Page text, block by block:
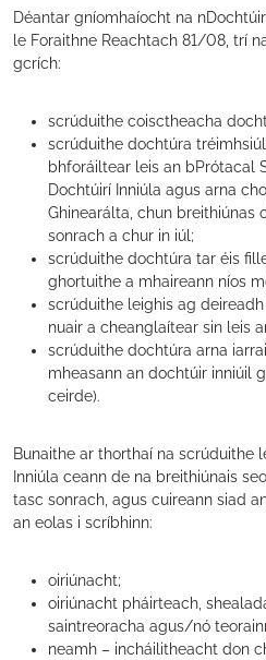
Déantar gníomhaíocht na
le Foraithne Reachtach 81/08, trí
gcrích:
scrúduithe coisctheacha
scrúduithe dochtúra
bhforáiltear leis an bPrótacal
Dochtúirí Inniúla agus arna
Ghinearálta, chun breithiúnas
sonrach a chur in iúl;
scrúduithe dochtúra tar éis
ghortuithe a mhaireann níos
scrúduithe leighis ag
nuair a cheanglaítear sin leis
scrúduithe dochtúra arna
mheasann an dochtúir inniúil
ceirde).
Bunaithe ar thorthaí na scrúduithe
Inniúla ceann de na breithiúnais
tasc sonrach, agus cuireann siad
an eolas i scríbhinn:
oiriúnacht;
oiriúnacht pháirteach,
saintreoracha agus/nó
neamh – incháilitheacht don